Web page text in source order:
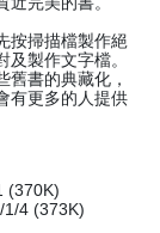
按掃描檔製作絕
製作文字檔。
書的典藏化，
有更多的人提供
(370K)
1/4 (373K)